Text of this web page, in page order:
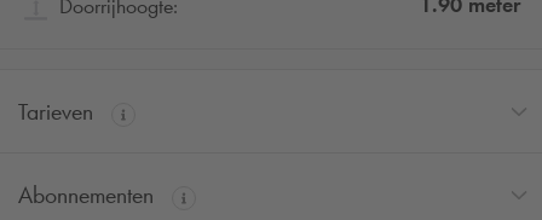
Doorrijhoogte:
1.90 meter
Tarieven
Abonnementen